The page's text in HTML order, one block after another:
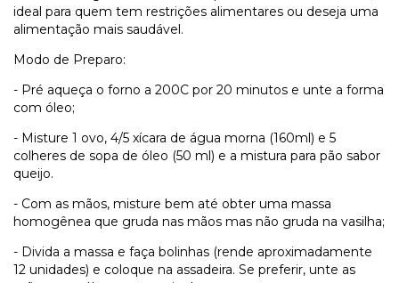
ideal para quem tem restrições alimentares ou deseja uma
alimentação mais saudável.
Modo de Preparo:
- Pré aqueça o forno a 200C por 20 minutos e unte a forma
com óleo;
- Misture 1 ovo, 4/5 xícara de água morna (160ml) e 5
colheres de sopa de óleo (50 ml) e a mistura para pão sabor
queijo.
- Com as mãos, misture bem até obter uma massa
homogênea que gruda nas mãos mas não gruda na vasilha;
- Divida a massa e faça bolinhas (rende aproximadamente
12 unidades) e coloque na assadeira. Se preferir, unte as